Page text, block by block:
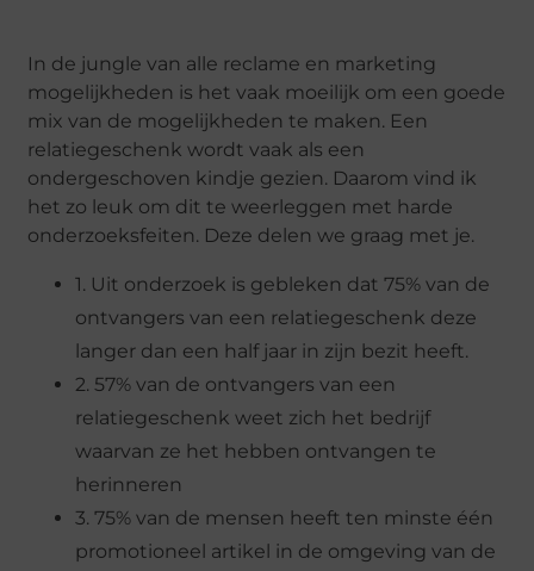
In de jungle van alle reclame en marketing
mogelijkheden is het vaak moeilijk om een goede
mix van de mogelijkheden te maken. Een
relatiegeschenk wordt vaak als een
ondergeschoven kindje gezien. Daarom vind ik
het zo leuk om dit te weerleggen met harde
onderzoeksfeiten. Deze delen we graag met je.
1. Uit onderzoek is gebleken dat 75% van de
ontvangers van een relatiegeschenk deze
langer dan een half jaar in zijn bezit heeft.
2. 57% van de ontvangers van een
relatiegeschenk weet zich het bedrijf
waarvan ze het hebben ontvangen te
herinneren
3. 75% van de mensen heeft ten minste één
promotioneel artikel in de omgeving van de